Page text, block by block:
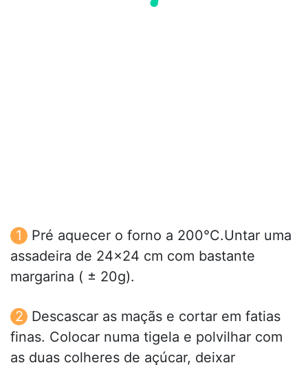
Pré aquecer o forno a 200°C.Untar uma
assadeira de 24x24 cm com bastante
margarina ( ± 20g).
Descascar as maçãs e cortar em fatias
finas. Colocar numa tigela e polvilhar com
as duas colheres de açúcar, deixar